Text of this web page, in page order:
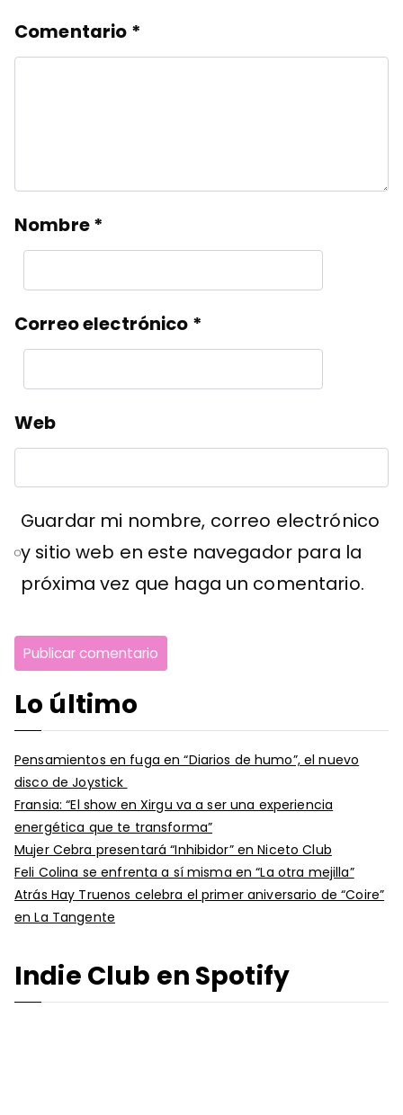
Comentario *
Nombre*
Correo electrónico *
Web
Guardar mi nombre, correo electrónico
y sitio web en este navegador para la
próxima vez que haga un comentario.
Lo último
Pensamientos en fuga en “Diarios de humo”, el nuevo
disco de Joystick
Fransia: “El show en Xirgu va a ser una experiencia
energética que te transforma”
Mujer Cebra presentará “Inhibidor” en Niceto Club
Feli Colina se enfrenta a sí misma en “La otra mejilla”
Atrás Hay Truenos celebra el primer aniversario de “Coire”
en La Tangente
Indie Club en Spotify